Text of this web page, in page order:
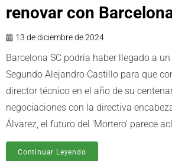
renovar con
13 de diciembre de 2024
Barcelona SC podría haber llegado a
Segundo Alejandro Castillo para que
director técnico en el año de su
negociaciones con la directiva
Álvarez, el futuro del 'Mortero' parece
Continuar Leyendo